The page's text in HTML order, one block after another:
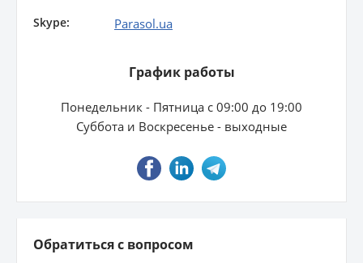
Имущество
Справочник компаний
Партнерская программа
Реферальная программа
Skype: Parasol.ua
График работы
Понедельник - Пятница с 09:00 до 19:00
Суббота и Воскресенье - выходные
Обратиться с вопросом